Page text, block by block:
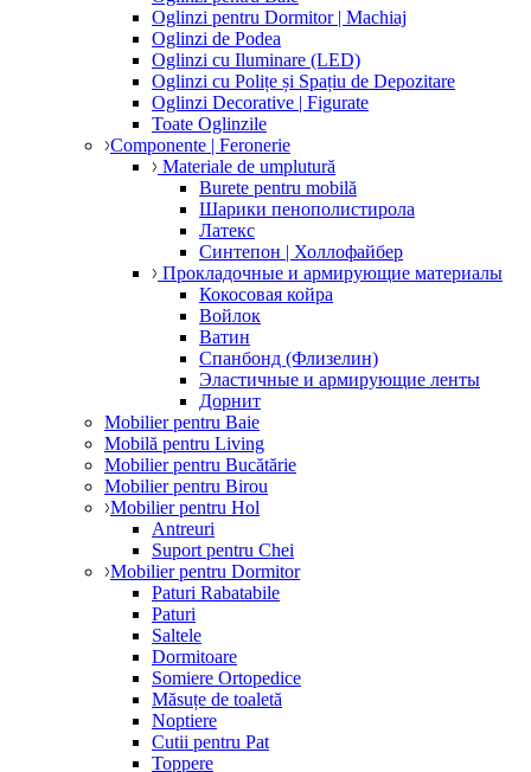
Oglinzi pentru Dormitor | Machiaj
Oglinzi de Podea
Oglinzi cu Iluminare (LED)
Oglinzi cu Polițe și Spațiu de Depozitare
Oglinzi Decorative | Figurate
Toate Oglinzile
Componente | Feronerie
Materiale de umplutură
Burete pentru mobilă
Шарики пенополистирола
Латекс
Синтепон | Холлофайбер
Прокладочные и армирующие материалы
Кокосовая койра
Войлок
Ватин
Спанбонд (Флизелин)
Эластичные и армирующие ленты
Дорнит
Mobilier pentru Baie
Mobilă pentru Living
Mobilier pentru Bucătărie
Mobilier pentru Birou
Mobilier pentru Hol
Antreuri
Suport pentru Chei
Mobilier pentru Dormitor
Paturi Rabatabile
Paturi
Saltele
Dormitoare
Somiere Ortopedice
Măsuțe de toaletă
Noptiere
Cutii pentru Pat
Toppere